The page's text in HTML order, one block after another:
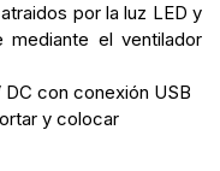
por la luz LED y
mediante el ventilador
DC con conexión USB
y colocar